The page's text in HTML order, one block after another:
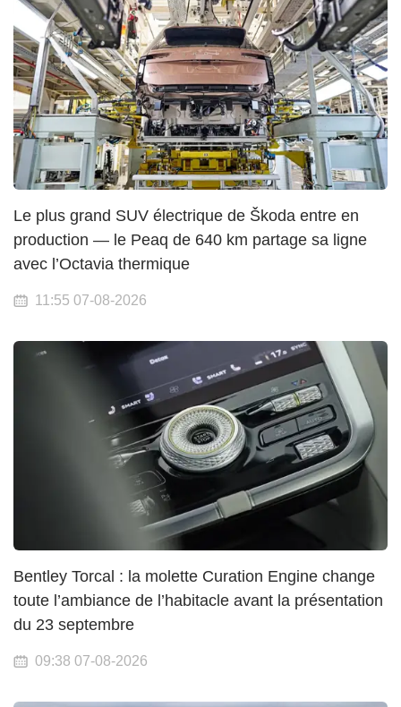
Le plus grand SUV électrique de Škoda entre en
production — le Peaq de 640 km partage sa ligne
avec l’Octavia thermique
11:55 07-08-2026
Bentley Torcal : la molette Curation Engine change
toute l’ambiance de l’habitacle avant la présentation
du 23 septembre
09:38 07-08-2026